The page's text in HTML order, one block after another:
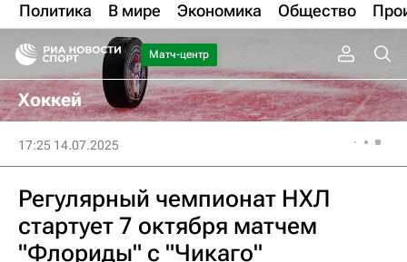
Политика В мире Экономика Общество
Матч-центр
Хоккей
17:25 14.07.2025
Регулярный чемпионат НХЛ
стартует 7 октября матчем
"Флориды" с "Чикаго"